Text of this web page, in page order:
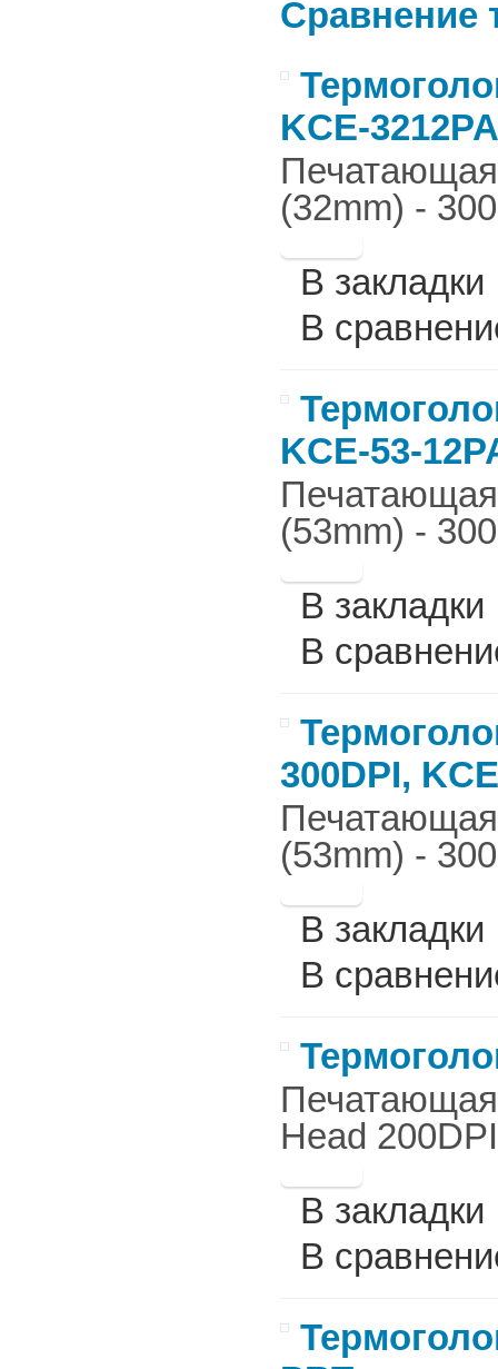
Сравнение
KCE-
Печатающая
(32mm) -
В закладки
В
KCE-53-
Печатающая
(53mm) -
В закладки
В
300DPI,
(53mm) -
В закладки
В
Печатающая
Head
В закладки
В